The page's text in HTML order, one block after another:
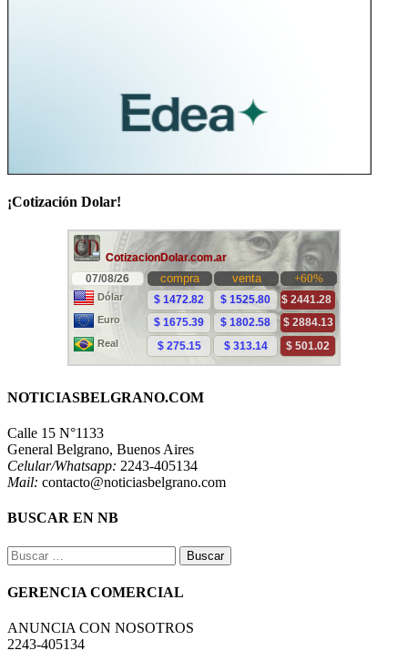
¡Cotización Dolar!
NOTICIASBELGRANO.COM
Calle 15 N°1133
General Belgrano, Buenos Aires
Celular/Whatsapp: 2243-405134
Mail: contacto@noticiasbelgrano.com
BUSCAR EN NB
Buscar:
GERENCIA COMERCIAL
ANUNCIA CON NOSOTROS
2243-405134